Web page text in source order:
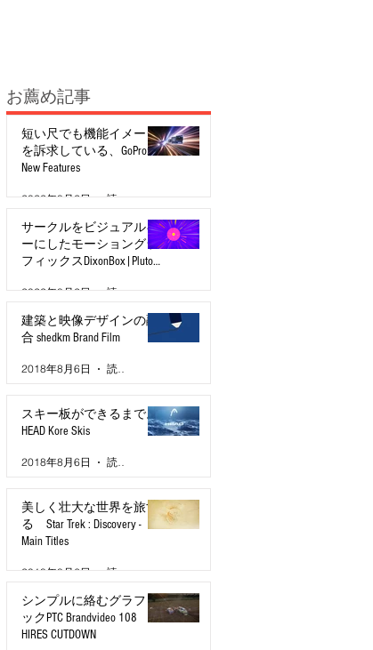
短い尺でも機能イメージ
を訴求している、GoPro:
New Features
2022年8月2日 読了時間: 2分
サークルをビジュアルキ
ーにしたモーショングラ
フィックスDixonBox|Pluto
2022年8月2日 読了時間: 2分
建築と映像デザインの融
合 shedkm Brand Film
2018年8月6日
スキー板ができるまで。
HEAD Kore Skis
2018年8月6日
美しく壮大な世界を旅す
る Star Trek : Discovery -
Main Titles
2018年8月6日 読了時間: 2分
シンプルに絡むグラフィ
ックPTC Brandvideo 108
HIRES CUTDOWN
お薦め記事